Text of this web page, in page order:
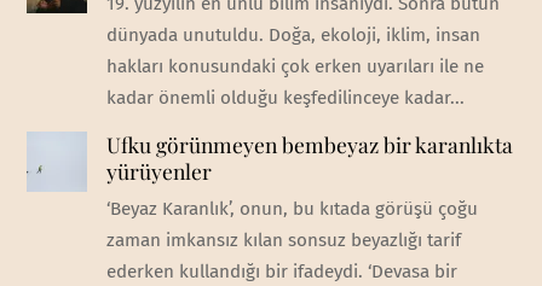
dünyada unutuldu. Doğa, ekoloji, iklim, insan
hakları konusundaki çok erken uyarıları ile ne
kadar önemli olduğu keşfedilinceye kadar...
Ufku görünmeyen bembeyaz bir karanlıkta
yürüyenler
‘Beyaz Karanlık’, onun, bu kıtada görüşü çoğu
zaman imkansız kılan sonsuz beyazlığı tarif
ederken kullandığı bir ifadeydi. ‘Devasa bir